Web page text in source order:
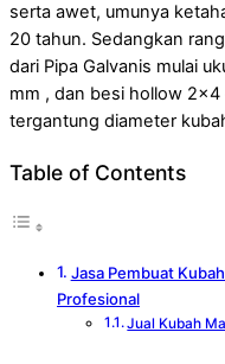
serta awet, umunya
20 tahun. Sedangkan
dari Pipa Galvanis mulai
mm , dan besi hollow
tergantung diameter
Table of Contents
Jasa Pembuat
Profesional
Jual Kubah